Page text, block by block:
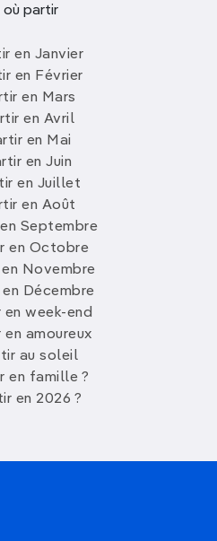
où partir
en Janvier
en Février
en Mars
en Avril
en Mai
en Juin
en Juillet
en Août
Septembre
en Octobre
Novembre
Décembre
en week-end
amoureux
au soleil
en famille ?
en 2026 ?